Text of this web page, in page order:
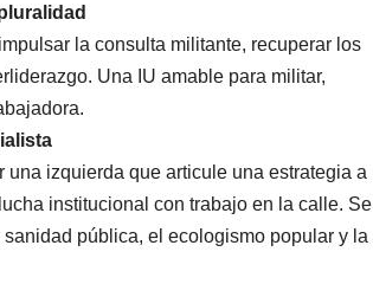
la consulta militante, recuperar los
Una IU amable para militar,
izquierda que articule una estrategia a
institucional con trabajo en la calle. Se
pública, el ecologismo popular y la